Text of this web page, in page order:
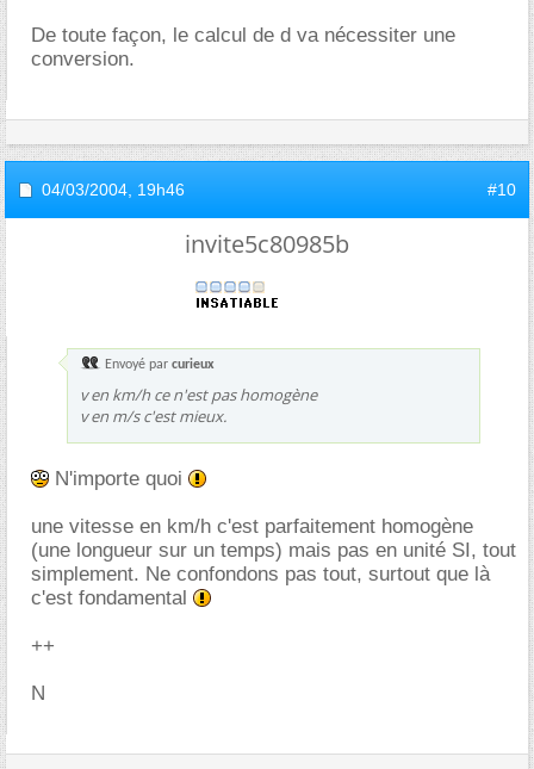
De toute façon, le calcul de d va nécessiter une
conversion.
04/03/2004, 19h46 #10
invite5c80985b
Envoyé par curieux
v en km/h ce n'est pas homogène
v en m/s c'est mieux.
N'importe quoi
une vitesse en km/h c'est parfaitement homogène
(une longueur sur un temps) mais pas en unité SI, tout
simplement. Ne confondons pas tout, surtout que là
c'est fondamental
++
N